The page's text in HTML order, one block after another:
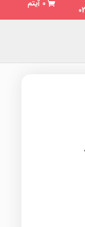
0 آیتم